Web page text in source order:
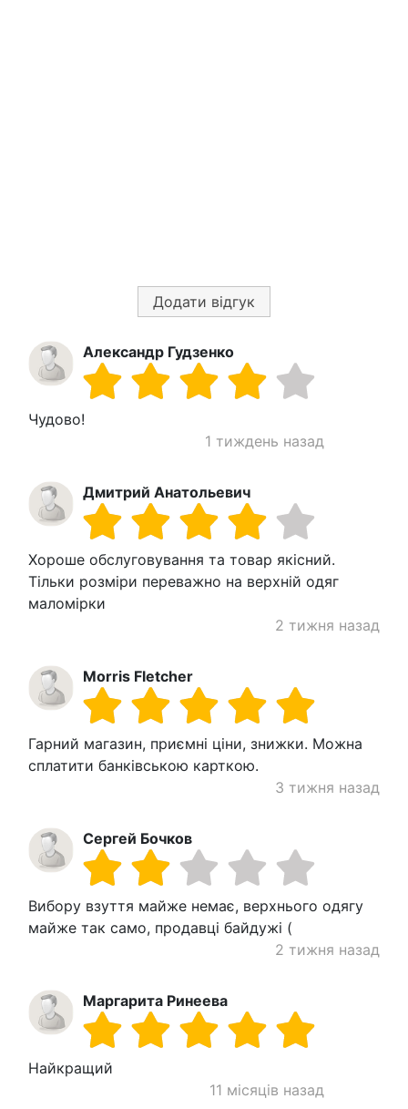
Додати відгук
Александр Гудзенко
Чудово!
1 тиждень назад
Дмитрий Анатольевич
Хороше обслуговування та товар якісний.
Тільки розміри переважно на верхній одяг
маломірки
2 тижня назад
Morris Fletcher
Гарний магазин, приємні ціни, знижки. Можна
сплатити банківською карткою.
3 тижня назад
Сергей Бочков
Вибору взуття майже немає, верхнього одягу
майже так само, продавці байдужі (
2 тижня назад
Маргарита Ринеева
Найкращий
11 місяців назад